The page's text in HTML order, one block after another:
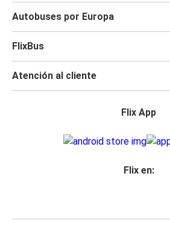
Autobuses por Europa
FlixBus
Atención al cliente
Flix App
Flix en: